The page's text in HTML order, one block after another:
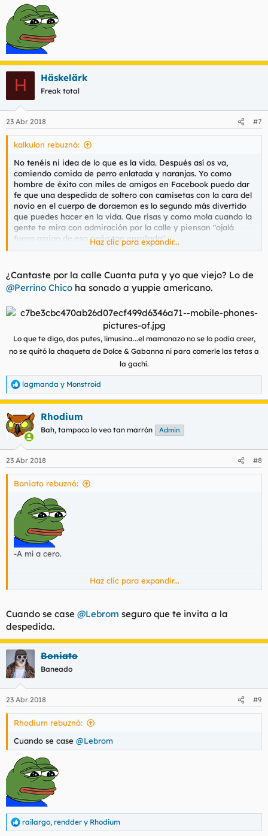
Adaptaos coño.
H Häskelärk
Freak total
23 Abr 2018 #7
kalkulon rebuznó:
No tenéis ni idea de lo que es la vida. Después así os va,
comiendo comida de perro enlatada y naranjas. Yo como
hombre de éxito con miles de amigos en Facebook puedo dar
fe que una despedida de soltero con camisetas con la cara del
novio en el cuerpo de doraemon es lo segundo más divertido
que puedes hacer en la vida. Que risas y como mola cuando la
gente te mira con admiración por la calle y piensan "ojalá
fuera amigo de esa peña tan enrollada".
Haz clic para expandir...
¿Cantaste por la calle Cuanta puta y yo que viejo? Lo de
@Perrino Chico ha sonado a yuppie americano.
Lo que te digo, dos putes, limusina...el mamonazo no se lo podía creer,
no se quitó la chaqueta de Dolce & Gabanna ni para comerle las tetas a
la gachí.
R
e
a
c
c
i
e
s
lagmanda y Monstroid
Rhodium
Bah, tampoco lo veo tan marrón Admin
23 Abr 2018 #8
Boniato rebuznó:
-A mí a cero.
Haz clic para expandir...
Cuando se case @Lebrom seguro que te invita a la
despedida.
Boniato
Baneado
23 Abr 2018 #9
Rhodium rebuznó:
Cuando se case @Lebrom
R
railargo, rendder y Rhodium